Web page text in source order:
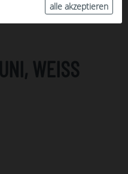
alle akzeptieren
WEISS